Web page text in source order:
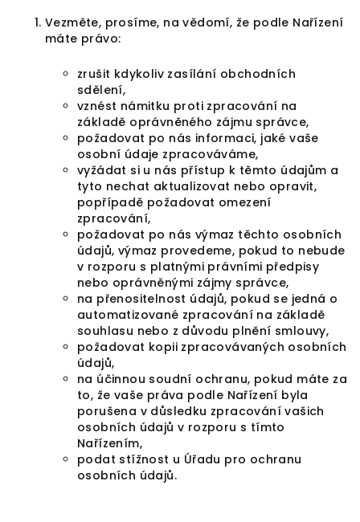
Vezměte, prosíme, na vědomí, že podle Nařízení
máte právo:
zrušit kdykoliv zasílání obchodních
sdělení,
vznést námitku proti zpracování na
základě oprávněného zájmu správce,
požadovat po nás informaci, jaké vaše
osobní údaje zpracováváme,
vyžádat si u nás přístup k těmto údajům a
tyto nechat aktualizovat nebo opravit,
popřípadě požadovat omezení
zpracování,
požadovat po nás výmaz těchto osobních
údajů, výmaz provedeme, pokud to nebude
v rozporu s platnými právními předpisy
nebo oprávněnými zájmy správce,
na přenositelnost údajů, pokud se jedná o
automatizované zpracování na základě
souhlasu nebo z důvodu plnění smlouvy,
požadovat kopii zpracovávaných osobních
údajů,
na účinnou soudní ochranu, pokud máte za
to, že vaše práva podle Nařízení byla
porušena v důsledku zpracování vašich
osobních údajů v rozporu s tímto
Nařízením,
podat stížnost u Úřadu pro ochranu
osobních údajů.